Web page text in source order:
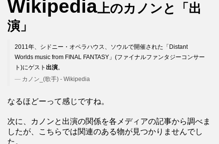
Wikipedia上のカノンと「出
演」
2011年、シドニー・オペラハウス、ソウルで開催された「Distant
Worlds music from FINAL FANTASY」(ファイナルファンタジーコンサー
ト)にゲスト 出演。
カノン_(歌手) - Wikipedia
なるほどーって感じですね。
次に、カノンと出演の関係を各メディアの記事から調べま
したが、こちらでは関連のある物が見つかりませんでし
た。